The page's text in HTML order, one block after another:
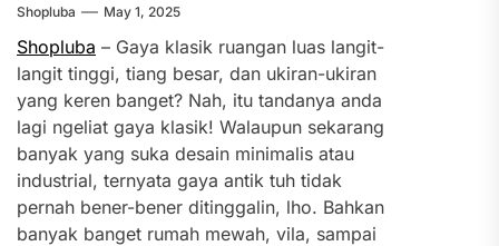
Shopluba May 1, 2025
Shopluba – Gaya klasik ruangan luas langit-
langit tinggi, tiang besar, dan ukiran-ukiran
yang keren banget? Nah, itu tandanya anda
lagi ngeliat gaya klasik! Walaupun sekarang
banyak yang suka desain minimalis atau
industrial, ternyata gaya antik tuh tidak
pernah bener-bener ditinggalin, lho. Bahkan
banyak banget rumah mewah, vila, sampai